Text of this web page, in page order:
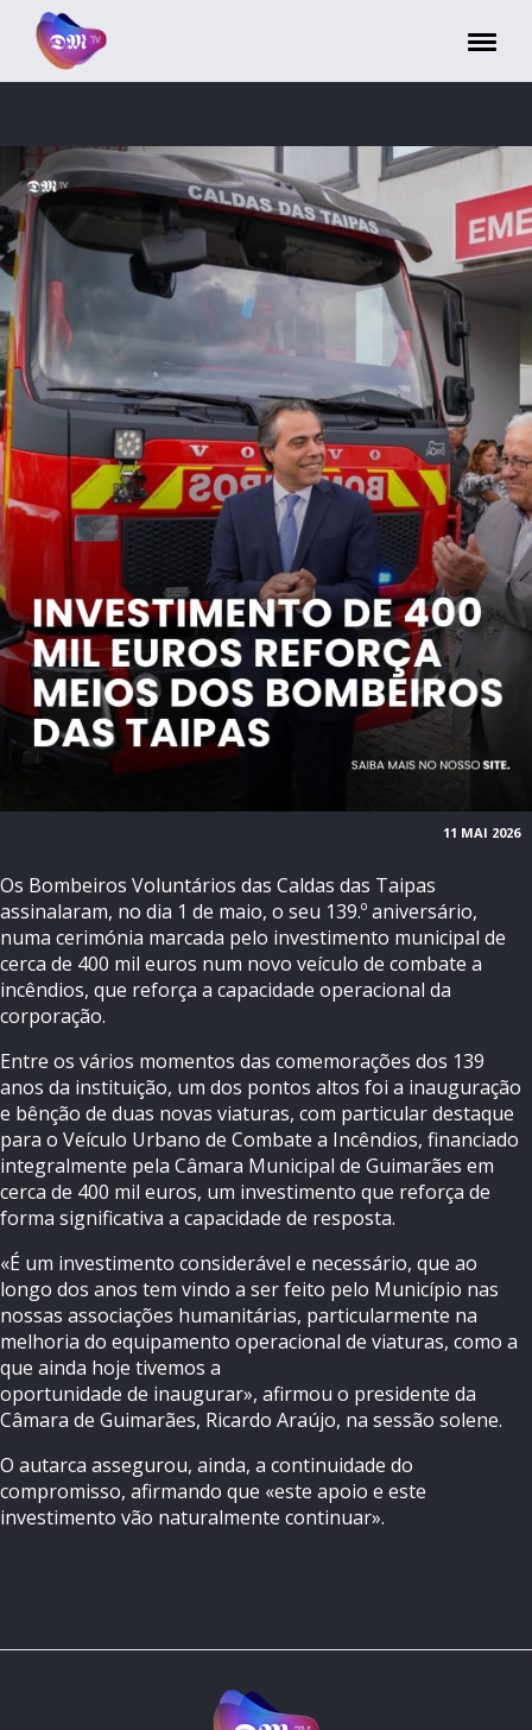
11 MAI 2026
Os Bombeiros Voluntários das Caldas das Taipas
assinalaram, no dia 1 de maio, o seu 139.º aniversário,
numa cerimónia marcada pelo investimento municipal de
cerca de 400 mil euros num novo veículo de combate a
incêndios, que reforça a capacidade operacional da
corporação.
Entre os vários momentos das comemorações dos 139
anos da instituição, um dos pontos altos foi a inauguração
e bênção de duas novas viaturas, com particular destaque
para o Veículo Urbano de Combate a Incêndios, financiado
integralmente pela Câmara Municipal de Guimarães em
cerca de 400 mil euros, um investimento que reforça de
forma significativa a capacidade de resposta.
«É um investimento considerável e necessário, que ao
longo dos anos tem vindo a ser feito pelo Município nas
nossas associações humanitárias, particularmente na
melhoria do equipamento operacional de viaturas, como a
que ainda hoje tivemos a
oportunidade de inaugurar», afirmou o presidente da
Câmara de Guimarães, Ricardo Araújo, na sessão solene.
O autarca assegurou, ainda, a continuidade do
compromisso, afirmando que «este apoio e este
investimento vão naturalmente continuar».
Painel de Gerenciamento de Cookies